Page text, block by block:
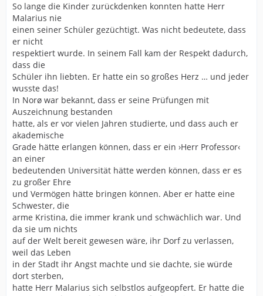
So lange die Kinder zurückdenken konnten hatte Herr
Malarius nie
einen seiner Schüler gezüchtigt. Was nicht bedeutete, dass
er nicht
respektiert wurde. In seinem Fall kam der Respekt dadurch,
dass die
Schüler ihn liebten. Er hatte ein so großes Herz … und jeder
wusste das!
In Norø war bekannt, dass er seine Prüfungen mit
Auszeichnung bestanden
hatte, als er vor vielen Jahren studierte, und dass auch er
akademische
Grade hätte erlangen können, dass er ein ›Herr Professor‹
an einer
bedeutenden Universität hätte werden können, dass er es
zu großer Ehre
und Vermögen hätte bringen können. Aber er hatte eine
Schwester, die
arme Kristina, die immer krank und schwächlich war. Und
da sie um nichts
auf der Welt bereit gewesen wäre, ihr Dorf zu verlassen,
weil das Leben
in der Stadt ihr Angst machte und sie dachte, sie würde
dort sterben,
hatte Herr Malarius sich selbstlos aufgeopfert. Er hatte die